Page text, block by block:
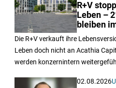
R+V
Leben –
bleiben
Die R+V verkauft ihre
Leben doch nicht an Acathia
werden konzernintern
02.08.2026